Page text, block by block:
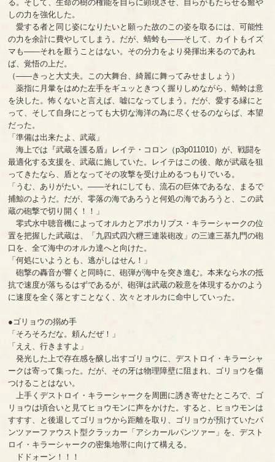
る。そして、生命の樹の権能を自らに顕現させ、自らがもたらせる癒や
しの力を強化した。
愛する者と同じ姿になりたいと願った故のこの姿を取るには、可能性
の力を余計に費やしてしまう。だが、蜻蛉も――そして、カイトもイズ
マも――それを厭うことはない。その分力をより発揮出来るのであれ
ば、覚悟の上だ。
（――きっと大丈夫。この大舞台、綺麗に舞ってみせましょう）
薬指に月暈をはめた左手をギュッときつく握りしめながら、蜻蛉は意
を決した。怖くないと言えば、嘘になってしまう。だが、愛する縁にと
って、そして自身にとっても大切な海洋の為に尽くせるのならば、本望
だった。
「準備は出来たよ、武蔵」
海上では『武蔵を護る盾』レイテ・コロン（p3p011010）が、戦闘を
最適化する支援を、武蔵に施していた。レイテはこの後、敵が武蔵を狙
ってきたなら、盾となってその攻撃を受け止めるつもりでいる。
「うむ、ありがたい。――それにしても、流石の巨体であるな、まるで
捕鯨のようだ。だが、零落の海であろうと何処の海であろうと、この武
蔵の砲撃で切り開く！！」
零式水中聴音機によってオルカとアポカリプス・キラーシャークの位
置を把握した武蔵は、「九四式四六糎三連装砲改」の三連三基九門の砲
口を、全て海中のオルカ達へと向けた。
「何処にいようとも、逃がしはせん！」
砲撃の轟音が響くと同時に、砲弾が海中を突き進む。本来なら水の抵
抗で速度が落ちるはずであるが、砲弾は武蔵の殺意を体現するかのよう
に速度を全く落とすことなく、次々とオルカに命中していった。
●ゴリョウの搦め手
「そろそろだな。頼んだぜ！」
「ええ、行きますよ」
発光した上で存在感を醸し出すゴリョウに、デストロイ・キラーシャ
ークは寄って集った。だが、その牙は物理障壁に阻まれ、ゴリョウを傷
つけることはない。
上手くデストロイ・キラーシャークを周囲に誘き寄せたところで、ゴ
リョウは頃合いと見てヒョウモンに声をかけた。すると、ヒョウモンは
すすす、と後退してゴリョウから距離を取り、ゴリョウが預けていたパ
ンツァーファウスト型クラッカー「アシカールパンツァー」を、デスト
ロイ・キラーシャークの密集地帯に向けて構える。
ドドォーン！！！